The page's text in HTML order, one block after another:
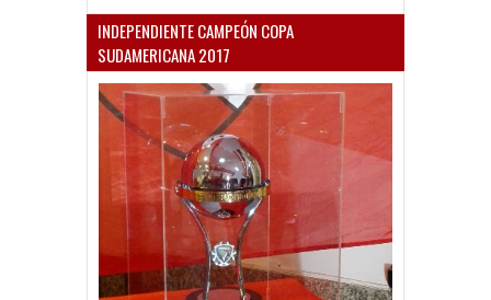
INDEPENDIENTE CAMPEÓN COPA
SUDAMERICANA 2017